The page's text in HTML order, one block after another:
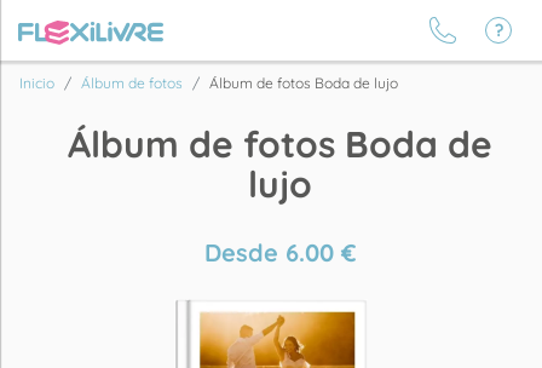
Inicio Álbum de fotos Álbum de fotos Boda de lujo
Álbum de fotos Boda de
lujo
Desde 6.00€